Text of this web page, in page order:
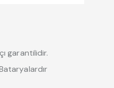
garantilidir.